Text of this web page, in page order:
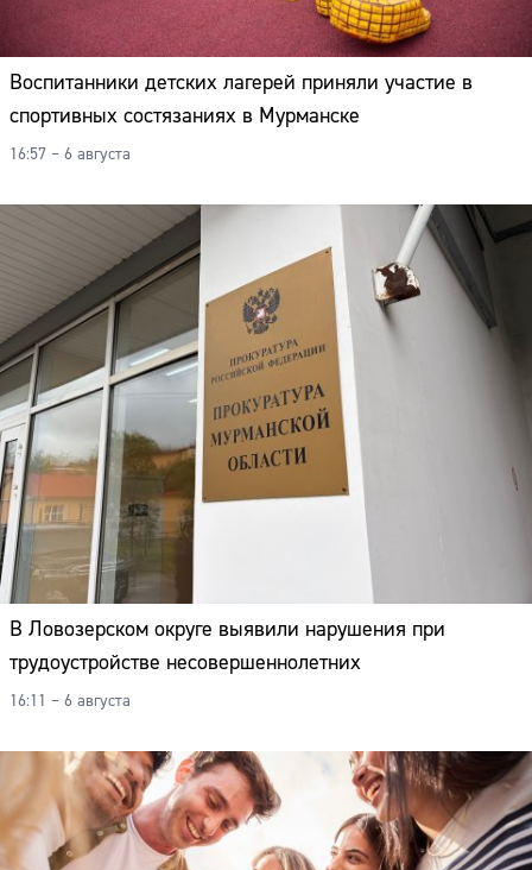
Воспитанники детских лагерей приняли участие в
спортивных состязаниях в Мурманске
16:57 – 6 августа
В Ловозерском округе выявили нарушения при
трудоустройстве несовершеннолетних
16:11 – 6 августа